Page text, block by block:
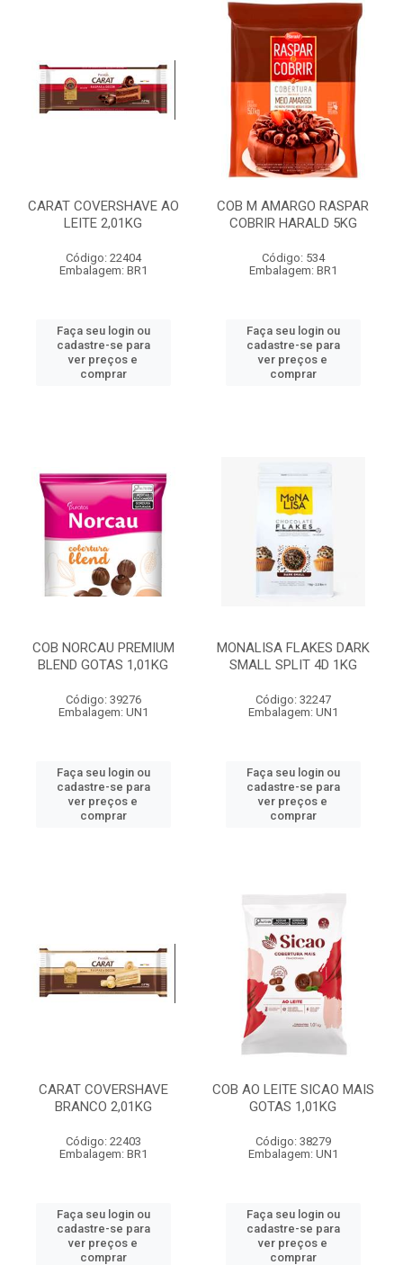
CARAT COVERSHAVE AO
LEITE 2,01KG
Código: 22404
Embalagem: BR1
Faça seu login ou
cadastre-se para
ver preços e
comprar
COB M AMARGO RASPAR
COBRIR HARALD 5KG
Código: 534
Embalagem: BR1
Faça seu login ou
cadastre-se para
ver preços e
comprar
COB NORCAU PREMIUM
BLEND GOTAS 1,01KG
Código: 39276
Embalagem: UN1
Faça seu login ou
cadastre-se para
ver preços e
comprar
MONALISA FLAKES DARK
SMALL SPLIT 4D 1KG
Código: 32247
Embalagem: UN1
Faça seu login ou
cadastre-se para
ver preços e
comprar
CARAT COVERSHAVE
BRANCO 2,01KG
Código: 22403
Embalagem: BR1
Faça seu login ou
cadastre-se para
ver preços e
comprar
COB AO LEITE SICAO MAIS
GOTAS 1,01KG
Código: 38279
Embalagem: UN1
Faça seu login ou
cadastre-se para
ver preços e
comprar